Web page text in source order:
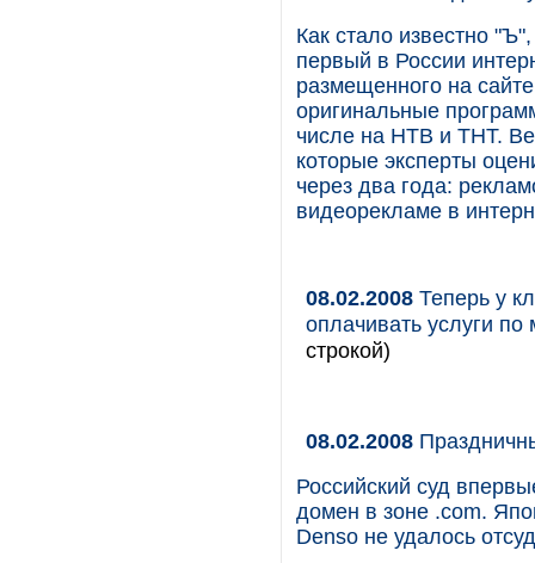
Как стало известно
первый в России
размещенного на
оригинальные
числе на НТВ и ТНТ.
которые эксперты
через два года:
видеорекламе в
08.02.2008 Теперь у
оплачивать услуги
строкой)
08.02.2008
Российский суд
домен в зоне .com.
Denso не удалось